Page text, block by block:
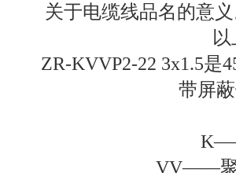
关于电缆线品名的意
ZR-KVVP2-22 3x1.5是
带屏
VV——聚